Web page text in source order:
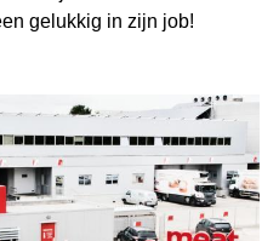
gelukkig in zijn job!